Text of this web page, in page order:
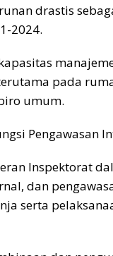
drastis
2024.
pada
umum.
Pengawasan
Inspektorat
dan
serta